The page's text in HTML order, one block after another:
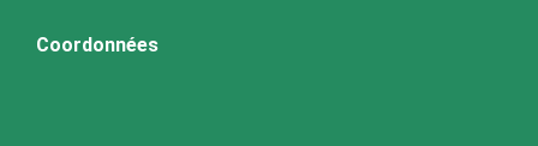
Coordonnées